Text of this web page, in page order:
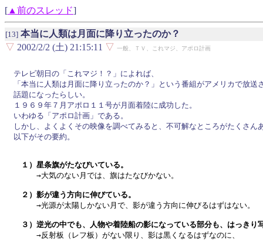
[ ▲前のスレッド]
[13] 本当に人類は月面に降り立ったのか？
▽ 2002/2/2 (土) 21:15:11 ▽ 一般、ＴＶ、これマジ、アポロ計画
テレビ朝日の「これマジ！？」によれば、
「本当に人類は月面に降り立ったのか？」という番組がアメリカで放送
話題になったらしい。
１９６９年７月アポロ１１号が月面着陸に成功した。
いわゆる「アポロ計画」である。
しかし、よくよくその映像を調べてみると、不可解なところがたくさん
以下がその要約。
１）星条旗がたなびいている。
→大気のない月では、旗はたなびかない。
２）影が違う方向に伸びている。
→光源が太陽しかない月で、影が違う方向に伸びるはずはない。
３）逆光の中でも、人物や着陸船の影になっている部分も、はっきり
→反射板（レフ板）がない限り、影は黒くなるはずなのに、